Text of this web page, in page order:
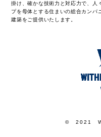
掛け、確かな技術力と対応力で、人
プを母体とする住まいの総合カンパ
建築をご提供いたします。
© 2021